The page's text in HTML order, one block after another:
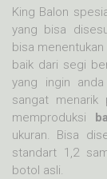
King Balon
yang bisa
bisa
baik dari segi
yang ingin
sangat menarik
memproduksi
ukuran. Bisa
standart 1,2
botol asli.